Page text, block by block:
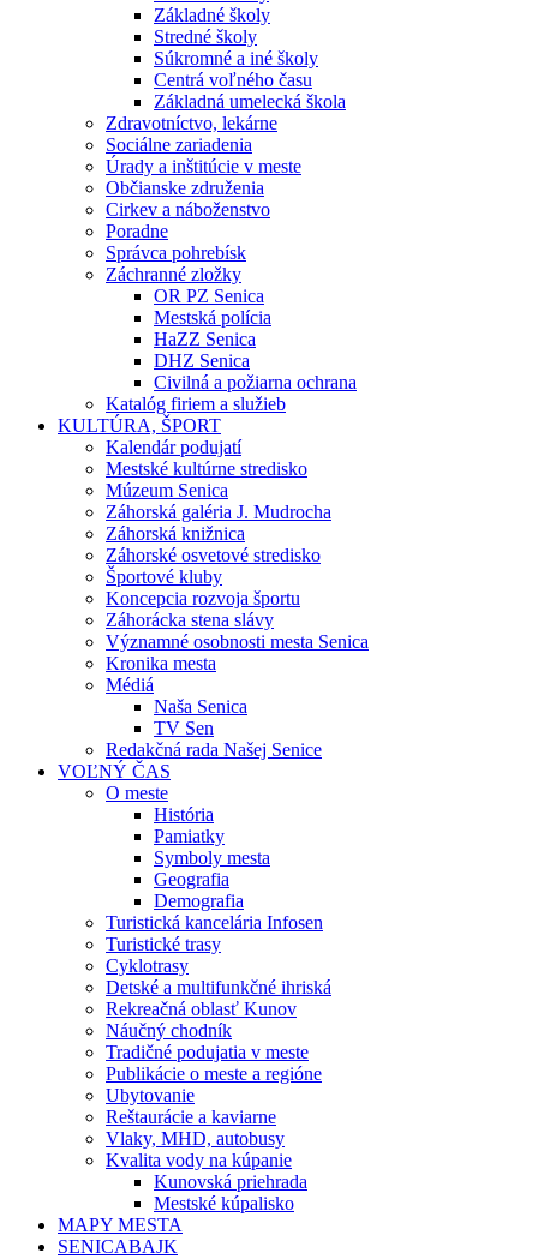
Základné školy
Stredné školy
Súkromné a iné školy
Centrá voľného času
Základná umelecká škola
Zdravotníctvo, lekárne
Sociálne zariadenia
Úrady a inštitúcie v meste
Občianske združenia
Cirkev a náboženstvo
Poradne
Správca pohrebísk
Záchranné zložky
OR PZ Senica
Mestská polícia
HaZZ Senica
DHZ Senica
Civilná a požiarna ochrana
Katalóg firiem a služieb
KULTÚRA, ŠPORT
Kalendár podujatí
Mestské kultúrne stredisko
Múzeum Senica
Záhorská galéria J. Mudrocha
Záhorská knižnica
Záhorské osvetové stredisko
Športové kluby
Koncepcia rozvoja športu
Záhorácka stena slávy
Významné osobnosti mesta Senica
Kronika mesta
Médiá
Naša Senica
TV Sen
Redakčná rada Našej Senice
VOĽNÝ ČAS
O meste
História
Pamiatky
Symboly mesta
Geografia
Demografia
Turistická kancelária Infosen
Turistické trasy
Cyklotrasy
Detské a multifunkčné ihriská
Rekreačná oblasť Kunov
Náučný chodník
Tradičné podujatia v meste
Publikácie o meste a regióne
Ubytovanie
Reštaurácie a kaviarne
Vlaky, MHD, autobusy
Kvalita vody na kúpanie
Kunovská priehrada
Mestské kúpalisko
MAPY MESTA
SENICABAJK